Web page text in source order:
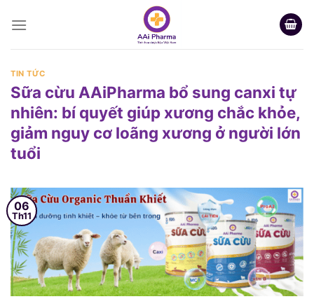
TIN TỨC
Sữa cừu AAiPharma bổ sung canxi tự
nhiên: bí quyết giúp xương chắc khỏe,
giảm nguy cơ loãng xương ở người lớn
tuổi
06
Th11